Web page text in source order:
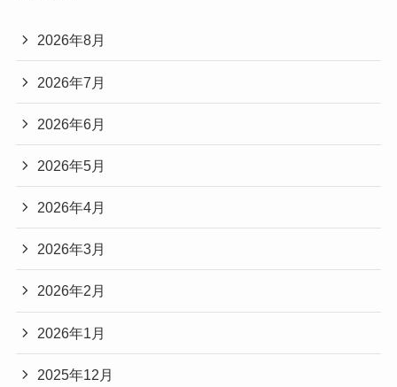
2026年8月
2026年7月
2026年6月
2026年5月
2026年4月
2026年3月
2026年2月
2026年1月
2025年12月